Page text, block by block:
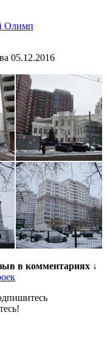
Олимп
05.12.2016
в комментариях ↓